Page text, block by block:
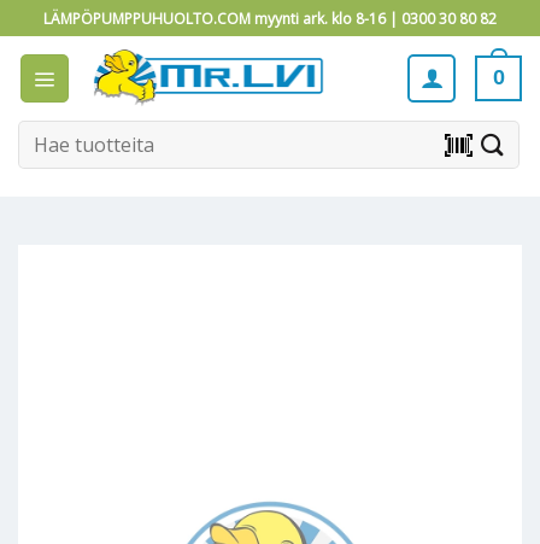
to
content
LÄMPÖPUMPPUHUOLTO.COM myynti ark. klo 8-16 | 0300 30 80 82
0
Etsi: barcode_scanner